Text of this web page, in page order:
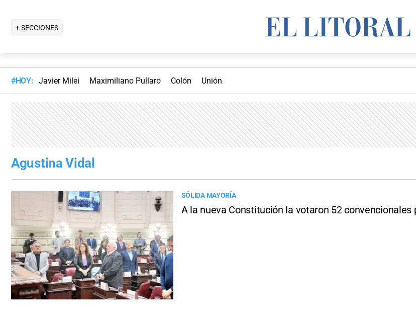
+ SECCIONES
#HOY: Javier Milei Maximiliano Pullaro Colón Unión
Agustina Vidal
SÓLIDA MAYORÍA
A la nueva Constitución la votaron 52 convencionales